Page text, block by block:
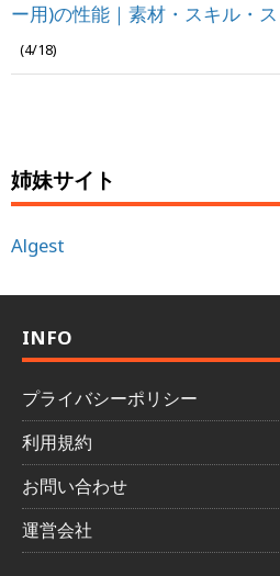
ー用)の性能｜素材・スキル・
(4/18)
姉妹サイト
Algest
INFO
プライバシーポリシー
利用規約
お問い合わせ
運営会社